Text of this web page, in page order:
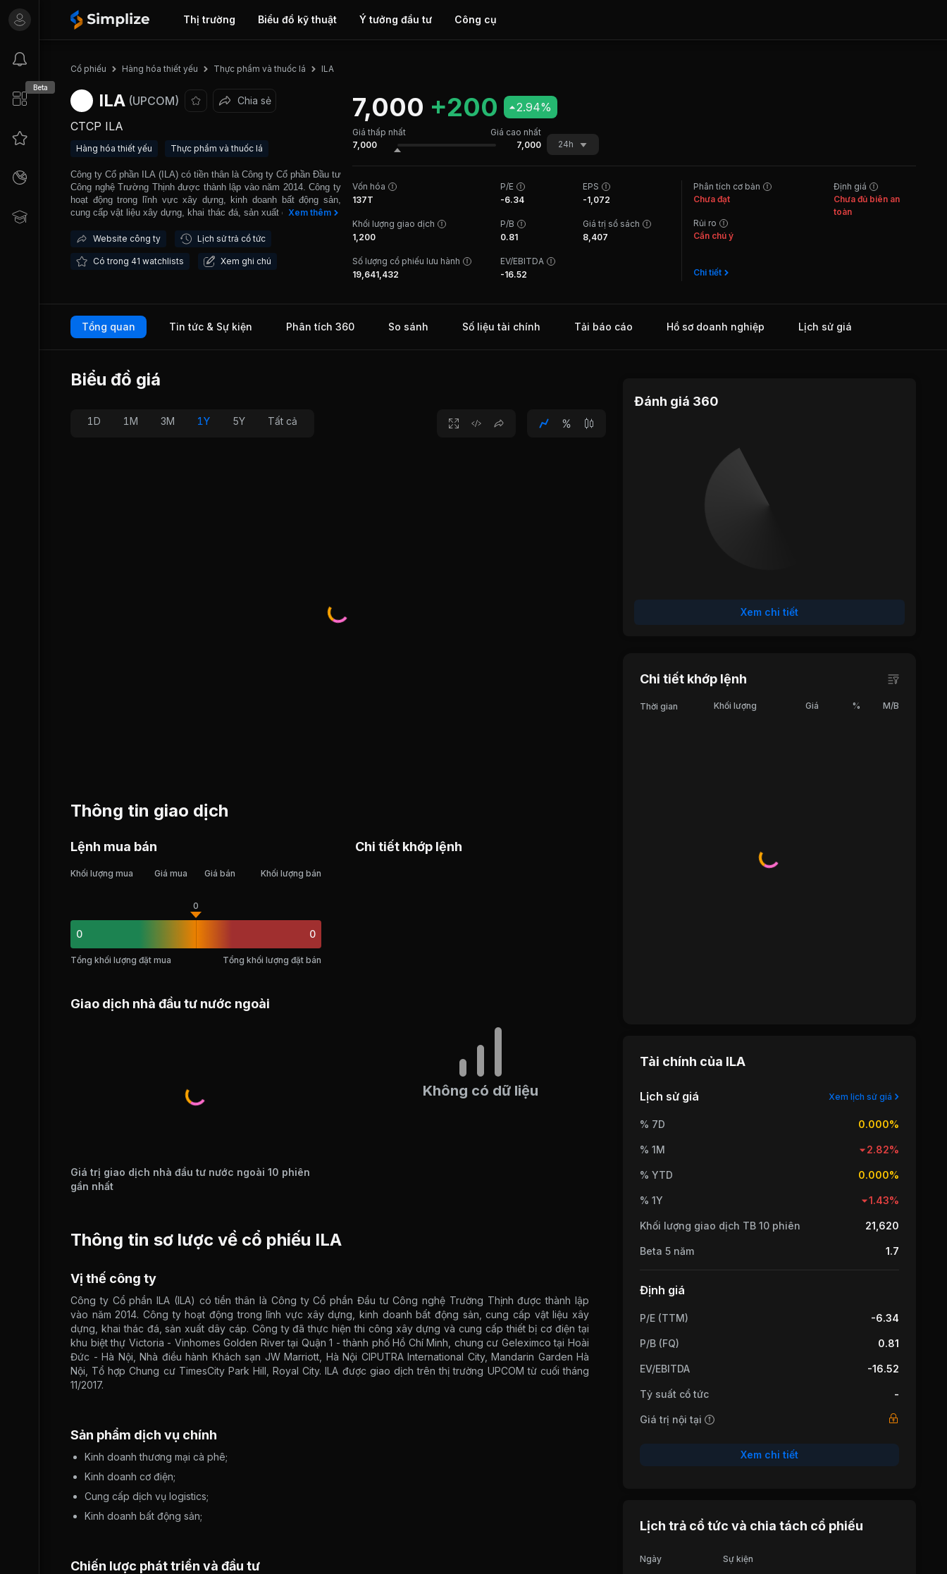
Thị trường Biểu đồ kỹ thuật Ý tưởng đầu tư Công cụ
Beta
Cổ phiếu Hàng hóa thiết yếu Thực phẩm và thuốc lá ILA
ILA (UPCOM) Chia sẻ
CTCP ILA
Hàng hóa thiết yếu Thực phẩm và thuốc lá
Công ty Cổ phần ILA (ILA) có tiền thân là Công ty Cổ phần Đầu tư
Công nghệ Trường Thịnh được thành lập vào năm 2014. Công ty
hoạt động trong lĩnh vực xây dựng, kinh doanh bất động sản,
cung cấp vật liệu xây dựng, khai thác đá, sản xuất dây cáp. Công
khu biệt thự Victoria - Vinhomes Golden River tại Quận 1 - thành
Nhà điều hành Khách sạn JW Marriott, Hà Nội CIPUTRA
trường UPCOM từ cuối tháng 11/2017.
Xem thêm
Website công ty Lịch sử trả cổ tức
Có trong 41 watchlists Xem ghi chú
7,000 +200 2.94%
Giá thấp nhất
Giá cao nhất
7,000
7,000 24h
Vốn hóa
137T
P/E
-6.34
EPS
-1,072
Khối lượng giao dịch
1,200
P/B
0.81
Giá trị sổ sách
8,407
Số lượng cổ phiếu lưu hành
19,641,432
EV/EBITDA
-16.52
Phân tích cơ bản
Chưa đạt
Rủi ro
Cần chú ý
Chi tiết
Định giá
Chưa đủ biên an
toàn
Tổng quan Tin tức & Sự kiện Phân tích 360 So sánh Số liệu tài chính Tải báo cáo Hồ sơ doanh nghiệp Lịch sử giá
Biểu đồ giá
1D 1M 3M 1Y 5Y Tất cả
Thông tin giao dịch
Lệnh mua bán
Khối lượng mua Giá mua Giá bán Khối lượng bán
0
0
0
Tổng khối lượng đặt mua Tổng khối lượng đặt bán
Giao dịch nhà đầu tư nước ngoài
Giá trị giao dịch nhà đầu tư nước ngoài 10 phiên
gần nhất
Chi tiết khớp lệnh
Không có dữ liệu
Thông tin sơ lược về cổ phiếu ILA
Vị thế công ty
Công ty Cổ phần ILA (ILA) có tiền thân là Công ty Cổ phần Đầu tư Công nghệ Trường Thịnh được thành lập
vào năm 2014. Công ty hoạt động trong lĩnh vực xây dựng, kinh doanh bất động sản, cung cấp vật liệu xây
dựng, khai thác đá, sản xuất dây cáp. Công ty đã thực hiện thi công xây dựng và cung cấp thiết bị cơ điện tại
khu biệt thự Victoria - Vinhomes Golden River tại Quận 1 - thành phố Hồ Chí Minh, chung cư Geleximco tại Hoài
Đức - Hà Nội, Nhà điều hành Khách sạn JW Marriott, Hà Nội CIPUTRA International City, Mandarin Garden Hà
Nội, Tổ hợp Chung cư TimesCity Park Hill, Royal City. ILA được giao dịch trên thị trường UPCOM từ cuối tháng
11/2017.
Sản phẩm dịch vụ chính
Kinh doanh thương mại cà phê;
Kinh doanh cơ điện;
Cung cấp dịch vụ logistics;
Kinh doanh bất động sản;
Chiến lược phát triển và đầu tư
Đánh giá 360
Cổ tức
Xem chi tiết
Chi tiết khớp lệnh
Thời gian Khối lượng Giá % M/B
Tài chính của ILA
Lịch sử giá Xem lịch sử giá
% 7D 0.000%
% 1M 2.82%
% YTD 0.000%
% 1Y 1.43%
Khối lượng giao dịch TB 10 phiên 21,620
Beta 5 năm 1.7
Định giá
P/E (TTM) -6.34
P/B (FQ) 0.81
EV/EBITDA -16.52
Tỷ suất cổ tức -
Giá trị nội tại
Xem chi tiết
Lịch trả cổ tức và chia tách cổ phiếu
Ngày Sự kiện